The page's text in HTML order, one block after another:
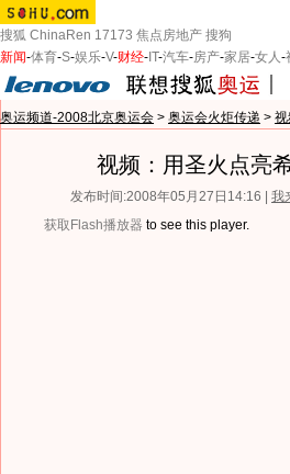
搜狐 ChinaRen 17173 焦点房地产 搜狗
新闻-体育-S-娱乐-V-财经- IT-汽车-房产-家居-女人-
奥运频道-2008北京奥运会 > 奥运会火炬传递 >
视频：用圣火点亮
发布时间:2008年05月27日14:16 | 我
获取Flash播放器 to see this player.